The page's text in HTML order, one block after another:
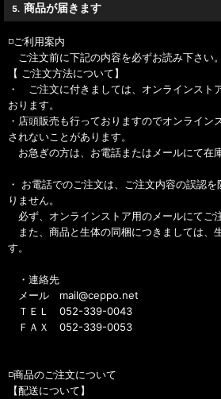
5. 商品が届きます
◽️ご利用案内
ご注文前に下記の内容を必ずお読み下さい。
【 ご注文方法について】
・ ご注文に付きましては、オンラインスト
おります。
・店頭販売も行っておりますのでオンライン
されないことがあります。
お急ぎの方は、お電話またはメールにて在
・ お電話でのご注文は、ご注文内容の誤認
りません。
必ず、オンラインストア用のメールにてご
また、商品と生体の同梱につきましては、
す。
・連絡先
メール mail@ceppo.net
ＴＥＬ 052-339-0043
ＦＡＸ 052-339-0053
◽️商品のご注文について
【配送について】